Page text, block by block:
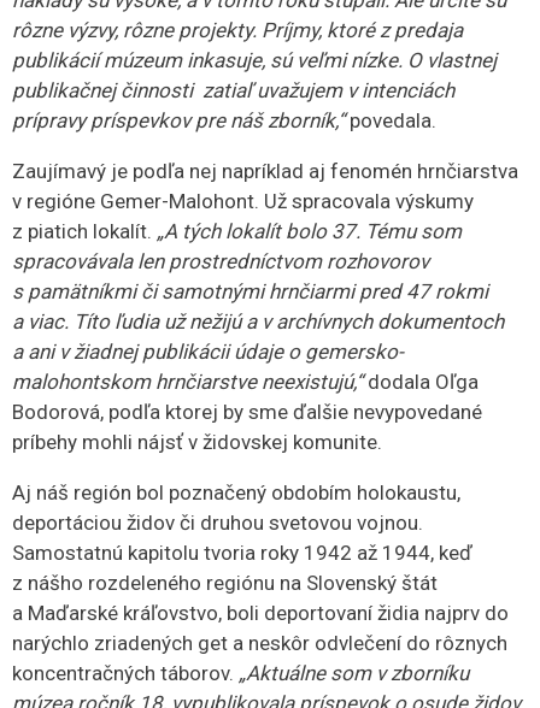
využívaniu
kultúrneho
dedičstva.
Nakoľko už v samotnej obci si na malú
židovskú komunitu takmer nikto
nespomenie, cenným zdrojom bola
internetová stránka
yadvashem.org , ktorá
poskytuje korektné údaje o nepreživších. To
sú mená, ktoré tvorili históriu, boli súčasťou
ekonomického, spoločenského a kultúrneho života. Boli
to advokáti, lekári, obchodníci, ktorí sa už nikdy do
svojich domovov nevrátili. Toto je ešte jedna výzva, ktorá
sa dá realizovať pri počítači. Takto by sa dalo
pokračovať v každej lokalite. V Jesenskom bolo
napríklad 80 židov, z ktorých asi 90 percent neprežilo.“
Bohatstvo na zaprášených
povalách
Súčasťou života múzejníka, a teda aj života Oľgy
Bodorovej, bola aj akvizícia – získavanie nových
zbierkových predmetov. Možno navštívila aj vašu povalu.
„Poznám nielen domy, ale aj povaly, pretože na povalách
si ľudia v 20. storočí odkladali staré nepotrebné veci.
Mám zlezených na labilných rebríkoch množstvo povál,